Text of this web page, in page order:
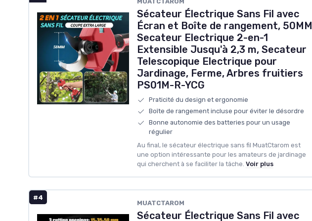
Sécateur Électrique Sans Fil avec
Écran et Boîte de rangement, 50MM
Secateur Electrique 2-en-1
Extensible Jusqu'à 2,3 m, Secateur
Telescopique Electrique pour
Jardinage, Ferme, Arbres fruitiers
PS01M-R-YCG
Praticité du design et ergonomie
Boîte de rangement incluse pour éviter le désordre
Bonne autonomie des batteries pour un usage
régulier
Au final, le sécateur électrique sans fil MuatCtarom est
une option intéressante pour les amateurs de jardinage
qui cherchent à se faciliter la tâche. Voir plus
#4
MUATCTAROM
Sécateur Électrique Sans Fil avec